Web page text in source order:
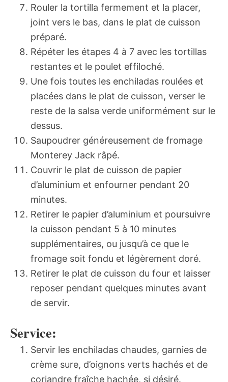
Rouler la tortilla fermement et la placer,
joint vers le bas, dans le plat de cuisson
préparé.
Répéter les étapes 4 à 7 avec les tortillas
restantes et le poulet effiloché.
Une fois toutes les enchiladas roulées et
placées dans le plat de cuisson, verser le
reste de la salsa verde uniformément sur le
dessus.
Saupoudrer généreusement de fromage
Monterey Jack râpé.
Couvrir le plat de cuisson de papier
d’aluminium et enfourner pendant 20
minutes.
Retirer le papier d’aluminium et poursuivre
la cuisson pendant 5 à 10 minutes
supplémentaires, ou jusqu’à ce que le
fromage soit fondu et légèrement doré.
Retirer le plat de cuisson du four et laisser
reposer pendant quelques minutes avant
de servir.
Service:
Servir les enchiladas chaudes, garnies de
crème sure, d’oignons verts hachés et de
coriandre fraîche hachée, si désiré.